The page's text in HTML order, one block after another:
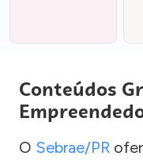
Conteúdos
O Sebrae/PR